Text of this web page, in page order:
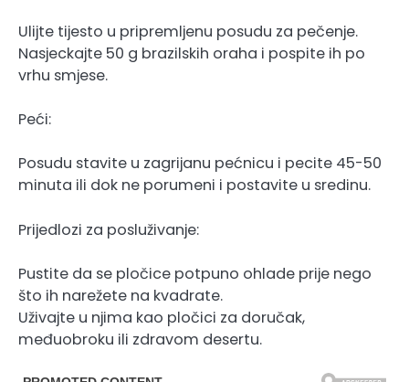
Ulijte tijesto u pripremljenu posudu za pečenje.
Nasjeckajte 50 g brazilskih oraha i pospite ih po
vrhu smjese.
Peći:
Posudu stavite u zagrijanu pećnicu i pecite 45-50
minuta ili dok ne porumeni i postavite u sredinu.
Prijedlozi za posluživanje:
Pustite da se pločice potpuno ohlade prije nego
što ih narežete na kvadrate.
Uživajte u njima kao pločici za doručak,
međuobroku ili zdravom desertu.